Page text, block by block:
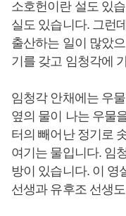
소호헌이란 설도 있
실도 있습니다. 그런
출산하는 일이 많았
기를 갖고 임청각에
임청각 안채에는 우
옆의 물이 나는 우물
터의 빼어난 정기로
여기는 물입니다. 임
방이 있습니다. 이 영
선생과 유후조 선생